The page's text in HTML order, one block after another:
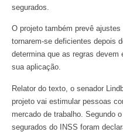
segurados.
O projeto também prevê
tornarem-se deficientes depois
determina que as regras
sua aplicação.
Relator do texto, o senador
projeto vai estimular pessoas
mercado de trabalho. Segundo
segurados do INSS foram